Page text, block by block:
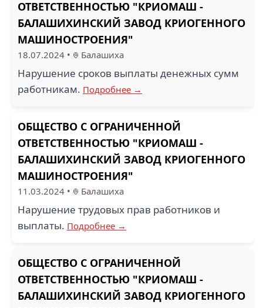
ОТВЕТСТВЕННОСТЬЮ "КРИОМАШ -
БАЛАШИХИНСКИЙ ЗАВОД КРИОГЕННОГО
МАШИНОСТРОЕНИЯ"
18.07.2024 • Балашиха
Нарушение сроков выплаты денежных сумм
работникам. Подробнее →
ОБЩЕСТВО С ОГРАНИЧЕННОЙ
ОТВЕТСТВЕННОСТЬЮ "КРИОМАШ -
БАЛАШИХИНСКИЙ ЗАВОД КРИОГЕННОГО
МАШИНОСТРОЕНИЯ"
11.03.2024 • Балашиха
Нарушение трудовых прав работников и
выплаты. Подробнее →
ОБЩЕСТВО С ОГРАНИЧЕННОЙ
ОТВЕТСТВЕННОСТЬЮ "КРИОМАШ -
БАЛАШИХИНСКИЙ ЗАВОД КРИОГЕННОГО